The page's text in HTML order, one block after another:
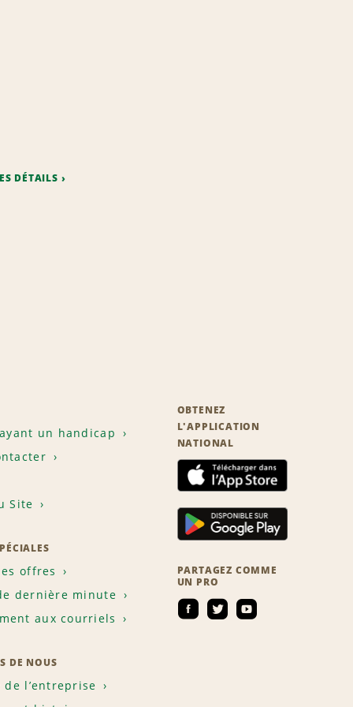
DÉTAILS
un handicap
Site
offres
dernière minute
aux courriels
DE NOUS
de l’entreprise
OBTENEZ
L'APPLICATION
NATIONAL
PARTAGEZ COMME
UN PRO